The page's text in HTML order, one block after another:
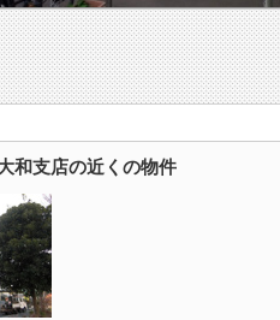
和支店の近くの物件